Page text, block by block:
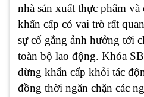
nhà sản xuất thực phẩm
khẩn cấp có vai trò rất
sự cố gắng ảnh hưởng tới
toàn bộ lao động. Khóa
dừng khẩn cấp khỏi tác
đồng thời ngăn chặn các